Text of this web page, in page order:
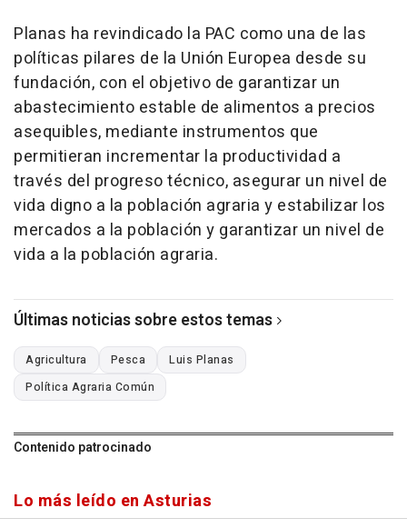
Planas ha revindicado la PAC como una de las
políticas pilares de la Unión Europea desde su
fundación, con el objetivo de garantizar un
abastecimiento estable de alimentos a precios
asequibles, mediante instrumentos que
permitieran incrementar la productividad a
través del progreso técnico, asegurar un nivel de
vida digno a la población agraria y estabilizar los
mercados a la población y garantizar un nivel de
vida a la población agraria.
Últimas noticias sobre estos temas
Agricultura Pesca
Luis Planas
Política Agraria Común
Contenido patrocinado
Lo más leído en Asturias